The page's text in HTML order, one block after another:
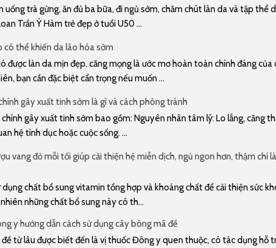
uống trà gừng, ăn đủ ba bữa, đi ngủ sớm, chăm chút làn da và tập thể
Trần Ý Hàm trẻ đẹp ở tuổi U50 ...
có thể khiến da lão hóa sớm
được làn da mịn đẹp, căng mọng là ước mơ hoàn toàn chính đáng của
bạn cần đặc biệt cẩn trọng nếu muốn ...
gây xuất tinh sớm là gì và cách phòng tránh
gây xuất tinh sớm bao gồm: Nguyên nhân tâm lý: Lo lắng, căng
hệ tình dục hoặc cuộc sống. ...
vang đỏ mỗi tối giúp cải thiện hệ miễn dịch, ngủ ngon hơn, thậm chí
dụng chất bổ sung vitamin tổng hợp và khoáng chất để cải thiện sức
những chất bổ sung này có th...
y hướng dẫn cách sử dụng cây bông mã đề
từ lâu được biết đến là vị thuốc Đông y quen thuộc, có tác dụng hỗ